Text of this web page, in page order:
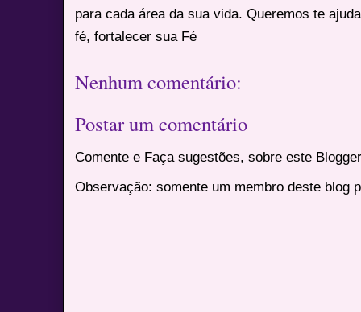
para cada área da sua vida. Queremos te
fé, fortalecer sua Fé
Nenhum comentário:
Postar um comentário
Comente e Faça sugestões, sobre este
Observação: somente um membro deste blog